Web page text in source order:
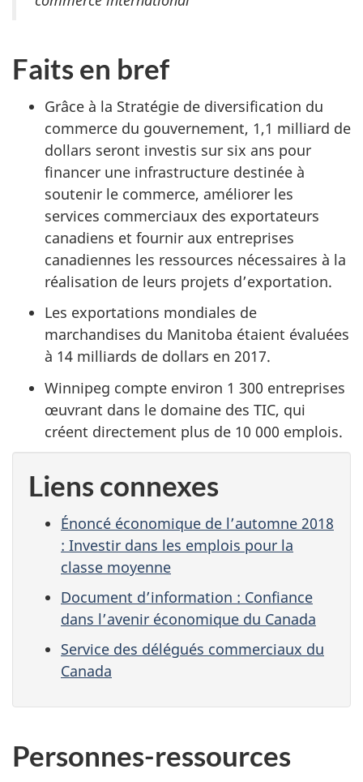
Faits en bref
Grâce à la Stratégie de diversification du
commerce du gouvernement, 1,1 milliard de
dollars seront investis sur six ans pour
financer une infrastructure destinée à
soutenir le commerce, améliorer les
services commerciaux des exportateurs
canadiens et fournir aux entreprises
canadiennes les ressources nécessaires à la
réalisation de leurs projets d’exportation.
Les exportations mondiales de
marchandises du Manitoba étaient évaluées
à 14 milliards de dollars en 2017.
Winnipeg compte environ 1 300 entreprises
œuvrant dans le domaine des TIC, qui
créent directement plus de 10 000 emplois.
Liens connexes
Énoncé économique de l’automne 2018
: Investir dans les emplois pour la
classe moyenne
Document d’information : Confiance
dans l’avenir économique du Canada
Service des délégués commerciaux du
Canada
Personnes-ressources